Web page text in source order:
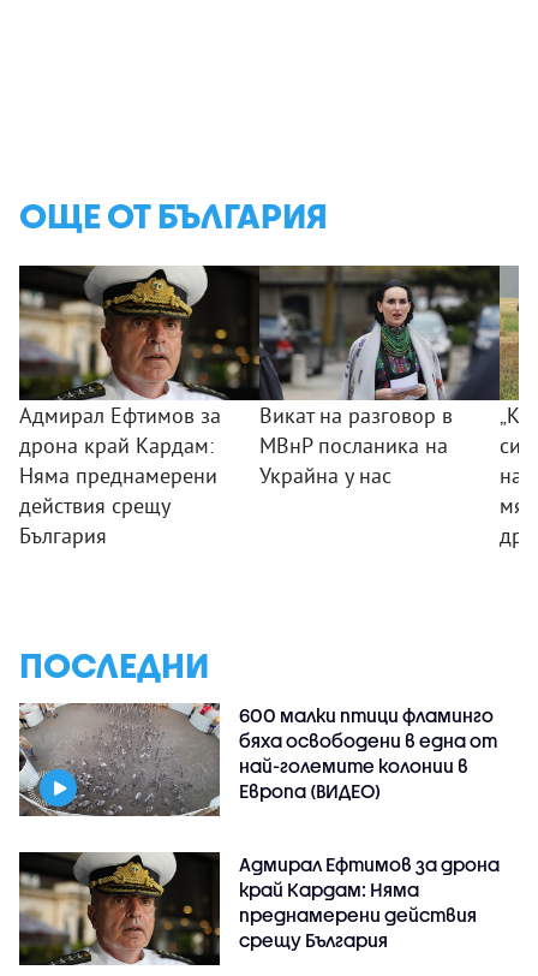
ОЩЕ ОТ БЪЛГАРИЯ
Адмирал Ефтимов за
дрона край Кардам:
Няма преднамерени
действия срещу
България
Викат на разговор в
МВнР посланика на
Украйна у нас
на
ПОСЛЕДНИ
600 малки птици фламинго
бяха освободени в една от
най-големите колонии в
Европа (ВИДЕО)
Адмирал Ефтимов за дрона
край Кардам: Няма
преднамерени действия
срещу България